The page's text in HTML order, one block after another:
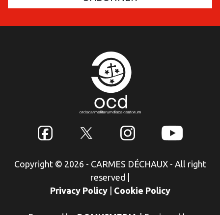
Copyright © 2026 - CARMES DÉCHAUX - All right
reserved
Privacy Policy
Cookie Policy